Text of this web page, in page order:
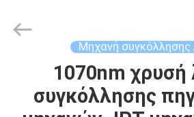
Company
Limited.
Μηχανή συγκόλλησης
1070nm χρυσή
συγκόλλησης